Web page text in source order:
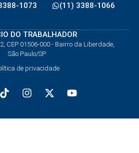
1073 (11) 3388-1066
DO TRABALHADOR
CEP 01506-000 - Bairro da Liberdade,
São Paulo/SP
de privacidade